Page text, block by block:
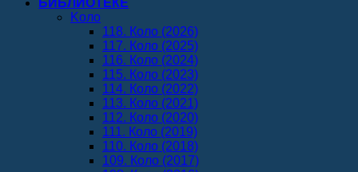
Koло
118. Коло (2026)
117. Коло (2025)
116. Коло (2024)
115. Коло (2023)
114. Коло (2022)
113. Коло (2021)
112. Коло (2020)
111. Коло (2019)
110. Коло (2018)
109. Коло (2017)